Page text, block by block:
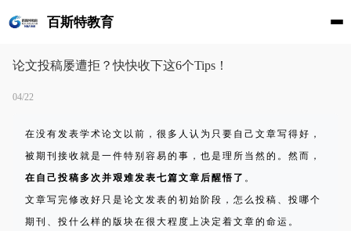
百斯特教育
论文投稿屡遭拒？快快收下这6个Tips！
04/22
在没有发表学术论文以前，很多人认为只要自己文章写得好，
被期刊接收就是一件特别容易的事，也是理所当然的。然而，
在自己投稿多次并艰难发表七篇文章后醒悟了 。
文章写完修改好只是论文发表的初始阶段，怎么投稿、投哪个
期刊、投什么样的版块在很大程度上决定着文章的命运。